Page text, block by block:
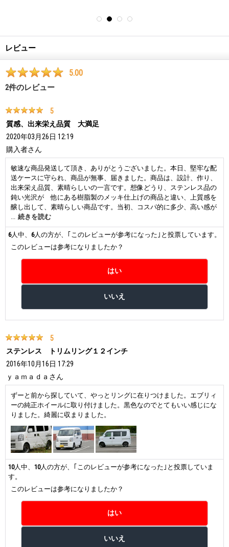
レビュー
5.00
2件のレビュー
5
質感、出来栄え品質 大満足
2020年03月26日 12:19
購入者さん
敏速な商品発送して頂き、ありがとうございました。本日、堅牢な配
送ケースに守られ、商品が無事、届きました。商品は、設計、作り、
出来栄え品質、素晴らしいの一言です。想像どうり、ステンレス品の
鈍い光沢が 他にある樹脂製のメッキ仕上げの商品と違い、上質感を
醸し出して、素晴らしい商品です。当初、コスパ的に多少、高い感が
ありましたが、商品を見て、耐久性がありながら、これだけの強度を
持つ設計、作り方であれば、長い目で見れば、優秀な商品と思いま
す。
心配は、良い品物であるだけに、駐車中の盗難であり、何らかの盗難
続きを読む
6人中、 6人の方が、｢このレビューが参考になった｣と投票しています。
このレビューは参考になりましたか？
5
ステンレス トリムリング１２インチ
2016年10月16日 17:29
ｙａｍａｄａ さん
ずーと前から探していて、やっとリングに在りつけました。エブリィ
ーの純正ホイールに取り付けました。黒色なのでとてもいい感じにな
りました。綺麗に収まりました。
10人中、 10人の方が、｢このレビューが参考になった｣と投票していま
す。
このレビューは参考になりましたか？